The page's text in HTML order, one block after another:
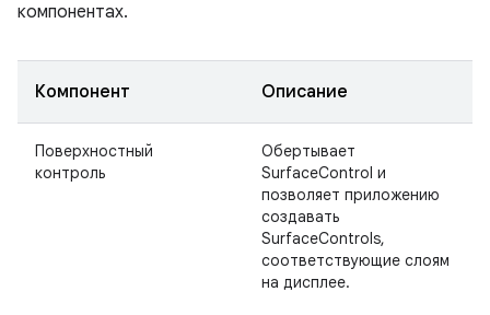
компонентах.
Компонент Описание
Поверхностный
контроль
Обертывает
SurfaceControl и
позволяет приложению
создавать
SurfaceControls,
соответствующие слоям
на дисплее.